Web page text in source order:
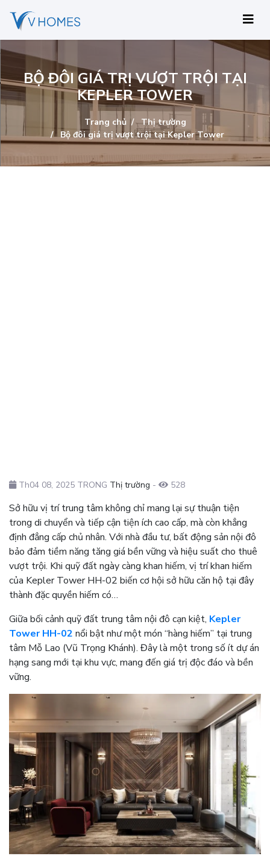
BỘ ĐÔI GIÁ TRỊ VƯỢT TRỘI TẠI
KEPLER TOWER
Trang chủ
Thị trường
Bộ đôi giá trị vượt trội tại Kepler Tower
Th04 08, 2025 TRONG Thị trường - 528
Sở hữu vị trí trung tâm không chỉ mang lại sự thuận tiện
trong di chuyển và tiếp cận tiện ích cao cấp, mà còn khẳng
định đẳng cấp chủ nhân. Với nhà đầu tư, bất động sản nội đô
bảo đảm tiềm năng tăng giá bền vững và hiệu suất cho thuê
vượt trội. Khi quỹ đất ngày càng khan hiếm, vị trí khan hiếm
của Kepler Tower HH-02 biến cơ hội sở hữu căn hộ tại đây
thành đặc quyền hiếm có…
Giữa bối cảnh quỹ đất trung tâm nội đô cạn kiệt, Kepler
Tower HH-02 nổi bật như một món “hàng hiếm” tại trung
tâm Mỗ Lao (Vũ Trọng Khánh). Đây là một trong số ít dự án
hạng sang mới tại khu vực, mang đến giá trị độc đáo và bền
vững.